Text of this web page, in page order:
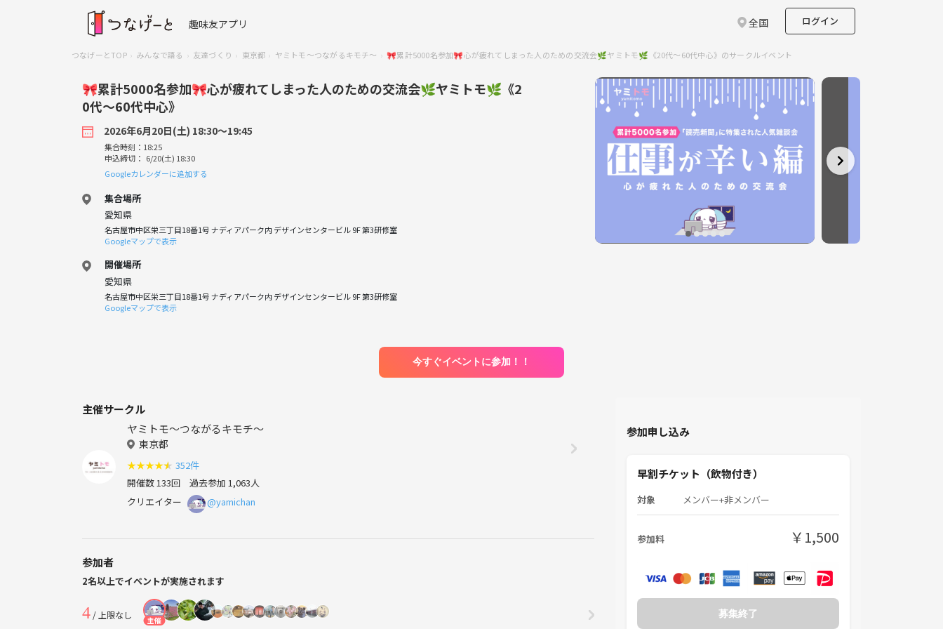
趣味友アプリ 全国 ログイン
つなげーとTOP みんなで語る 友達づくり 東京都 ヤミトモ～つながるキモチ～ 🎀累計5000名参加🎀心が疲れてしまった人のための交流会🌿ヤミトモ🌿《20代～60代中心》のサークルイベント
🎀累計5000名参加🎀心が疲れてしまった人のための交流会🌿ヤミトモ🌿《2
0代～60代中心》
2026年6月20日(土) 18:30〜19:45
集合時刻：18:25
申込締切： 6/20(土) 18:30
Googleカレンダーに追加する
集合場所
愛知県
名古屋市中区栄三丁目18番1号 ナディアパーク内 デザインセンタービル 9F 第3研修室
Googleマップで表示
開催場所
愛知県
名古屋市中区栄三丁目18番1号 ナディアパーク内 デザインセンタービル 9F 第3研修室
Googleマップで表示
今すぐイベントに参加！！
主催サークル
ヤミトモ～つながるキモチ～
東京都
★★★★★ 352件
開催数 133回 過去参加 1,063人
クリエイター
@yamichan
参加者
2名以上でイベントが実施されます
4 / 上限なし 主催
参加申し込み
早割チケット（飲物付き）
対象 メンバー+非メンバー
参加料 ￥1,500
募集終了